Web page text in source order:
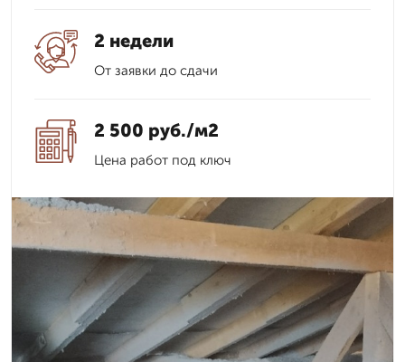
2 недели
От заявки до сдачи
2 500 руб./м2
Цена работ под ключ